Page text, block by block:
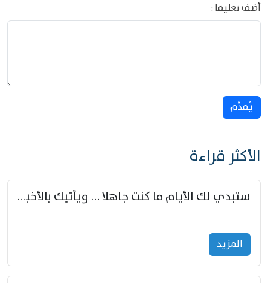
أضف تعليقا :
يُقدِّم
الأكثر قراءة
ستبدي لك الأيام ما كنت جاهلا … ويأتيك بالأخبار من لم تزوّد
المزید